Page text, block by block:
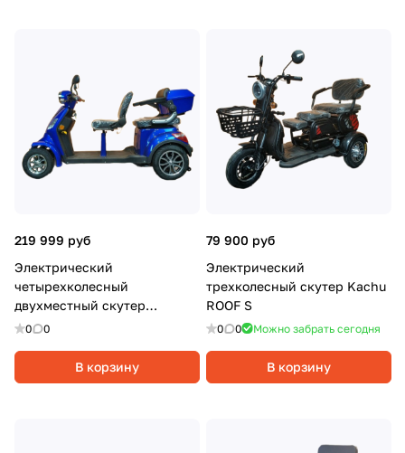
219 999 руб
Электрический
четырехколесный
двухместный скутер
Syccyba 4rike X2, 1000Вт, 20
0 0
В корзину
79 900 руб
Электрический
трехколесный скутер Kachu
ROOF S
0 0 Можно забрать сегодня
В корзину